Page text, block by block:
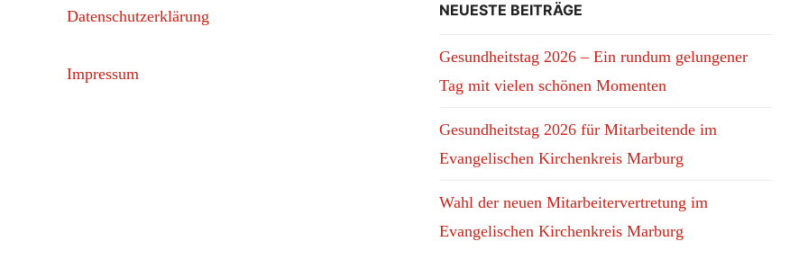
Datenschutzerklärung
Impressum
NEUESTE BEITRÄGE
Gesundheitstag 2026 – Ein rundum gelungener
Tag mit vielen schönen Momenten
Gesundheitstag 2026 für Mitarbeitende im
Evangelischen Kirchenkreis Marburg
Wahl der neuen Mitarbeitervertretung im
Evangelischen Kirchenkreis Marburg